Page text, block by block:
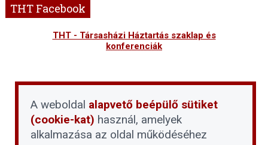
THT Facebook
THT - Társasházi Háztartás szaklap és
konferenciák
A weboldal alapvető beépülő sütiket
(cookie-kat) használ, amelyek
alkalmazása az oldal működéséhez